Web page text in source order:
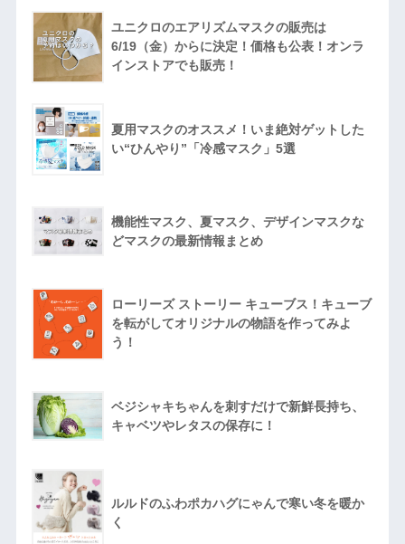
ユニクロのエアリズムマスクの販売は
6/19（金）からに決定！価格も公表！オンラ
インストアでも販売！
夏用マスクのオススメ！いま絶対ゲットした
い“ひんやり”「冷感マスク」5選
機能性マスク、夏マスク、デザインマスクな
どマスクの最新情報まとめ
ローリーズ ストーリー キューブス！キューブ
を転がしてオリジナルの物語を作ってみよ
う！
ベジシャキちゃんを刺すだけで新鮮長持ち、
キャベツやレタスの保存に！
ルルドのふわポカハグにゃんで寒い冬を暖か
く